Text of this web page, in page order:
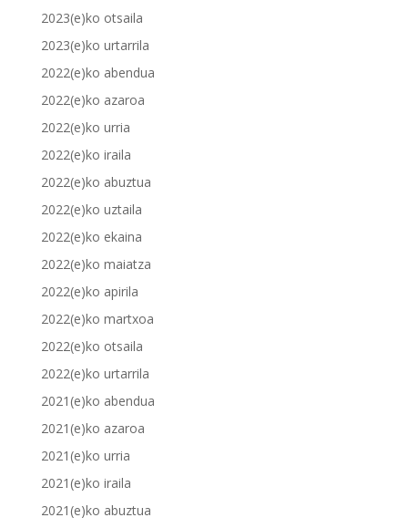
2023(e)ko otsaila
2023(e)ko urtarrila
2022(e)ko abendua
2022(e)ko azaroa
2022(e)ko urria
2022(e)ko iraila
2022(e)ko abuztua
2022(e)ko uztaila
2022(e)ko ekaina
2022(e)ko maiatza
2022(e)ko apirila
2022(e)ko martxoa
2022(e)ko otsaila
2022(e)ko urtarrila
2021(e)ko abendua
2021(e)ko azaroa
2021(e)ko urria
2021(e)ko iraila
2021(e)ko abuztua